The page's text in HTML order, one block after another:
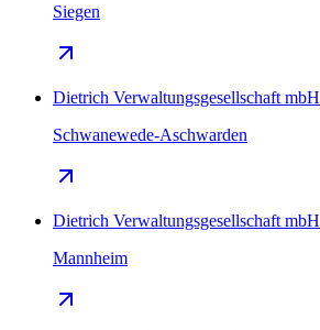
Siegen
Dietrich Verwaltungsgesellschaft mbH
Schwanewede-Aschwarden
Dietrich Verwaltungsgesellschaft mbH
Mannheim